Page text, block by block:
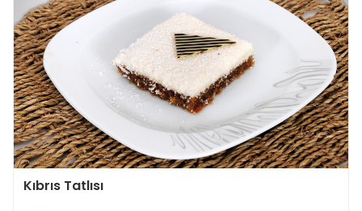
Kıbrıs Tatlısı